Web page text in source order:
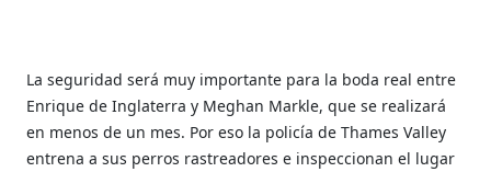
La seguridad será muy importante para la boda real entre
Enrique de Inglaterra y Meghan Markle, que se realizará
en menos de un mes. Por eso la policía de Thames Valley
entrena a sus perros rastreadores e inspeccionan el lugar